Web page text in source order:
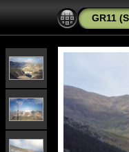
GR11